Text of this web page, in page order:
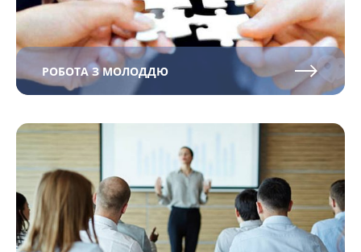
РОБОТА З МОЛОДДЮ